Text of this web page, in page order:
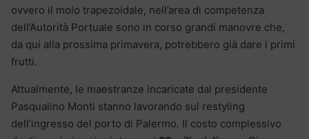
ovvero il molo trapezoidale, nell’area di competenza
dell’Autorità Portuale sono in corso grandi manovre che,
da qui alla prossima primavera, potrebbero già dare i primi
frutti.
Attualmente, le maestranze incaricate dal presidente
Pasqualino Monti stanno lavorando sul restyling
dell’ingresso del porto di Palermo. Il costo complessivo